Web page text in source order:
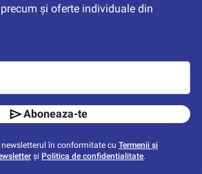
și oferte individuale din
Aboneaza-te
în conformitate cu Termenii și
și Politica de confidențialitate.